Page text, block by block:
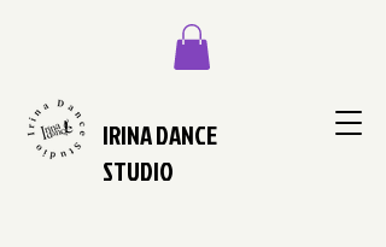
IRINA DANCE
STUDIO